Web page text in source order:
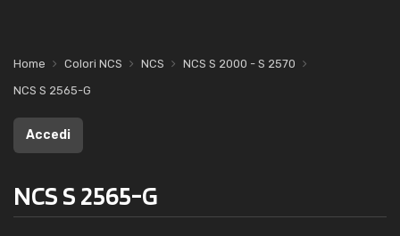
Home Colori NCS NCS
NCS S 2000 - S 2570
NCS S 2565-G
Accedi
NCS S 2565-G